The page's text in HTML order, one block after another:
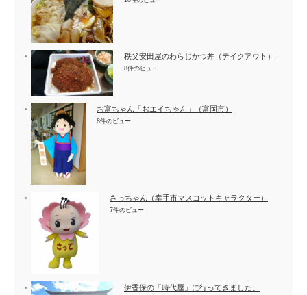
秩父安田屋のわらじかつ丼（テイクアウト）
8件のビュー
お富ちゃん「おエイちゃん」（富岡市）
8件のビュー
さっちゃん（幸手市マスコットキャラクター）
7件のビュー
伊香保の「時代屋」に行ってきました。